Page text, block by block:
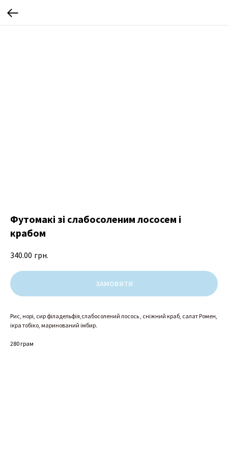
Футомакі зі слабосоленим лососем і
крабом
340.00 грн.
ЗАМОВИТИ
Рис, норі, сир філадельфія,слабосолений лосось , сніжний краб, салат Ромен,
ікра тобіко, маринований імбир.
280 грам